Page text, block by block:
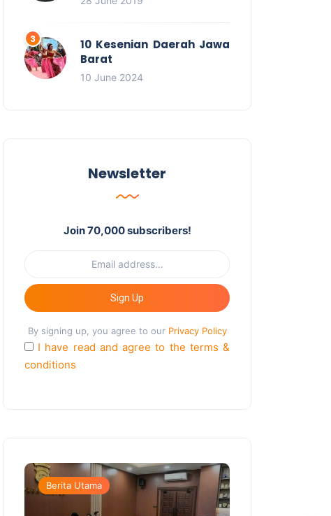
10 Kesenian Daerah Jawa
Barat
10 June 2024
Newsletter
Join 70,000 subscribers!
Sign Up
By signing up, you agree to our Privacy Policy
I have read and agree to the terms &
conditions
Berita Utama